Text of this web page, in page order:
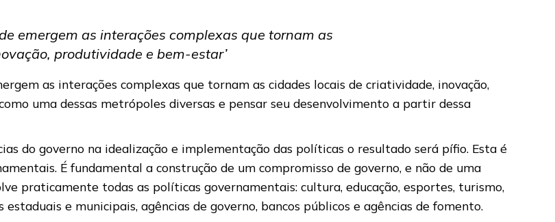
emergem as interações complexas que tornam as
produtividade e bem-estar’
as interações complexas que tornam as cidades locais de criatividade, inovação,
uma dessas metrópoles diversas e pensar seu desenvolvimento a partir dessa
do governo na idealização e implementação das políticas o resultado será pífio. Esta é
É fundamental a construção de um compromisso de governo, e não de uma
praticamente todas as políticas governamentais: cultura, educação, esportes, turismo,
e municipais, agências de governo, bancos públicos e agências de fomento.